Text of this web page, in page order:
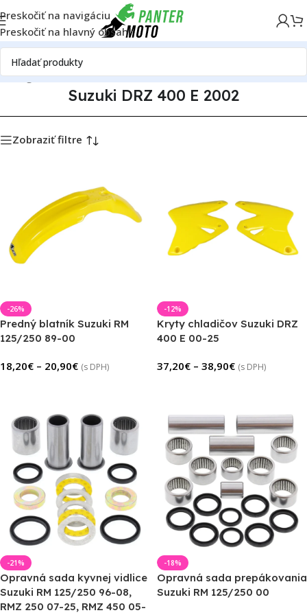
Preskočiť na navigáciu
Preskočiť na hlavný obsah
motoriekSuzukiSuzuki DRZ 400 ESuzuki DRZ 400 E 2002
Suzuki DRZ 400 E 2002
Zobraziť filtre
-26%
Predný blatník Suzuki RM
125/250 89-00
18,20€ – 20,90€ (s DPH)
-12%
Kryty chladičov Suzuki DRZ
400 E 00-25
37,20€ – 38,90€ (s DPH)
-21%
Opravná sada kyvnej vidlice
Suzuki RM 125/250 96-08,
RMZ 250 07-25, RMZ 450 05-
-18%
Opravná sada prepákovania
Suzuki RM 125/250 00